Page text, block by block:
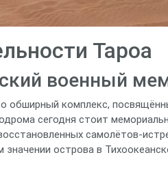
Тароа
военный
обширный комплекс,
сегодня стоит
значении острова в